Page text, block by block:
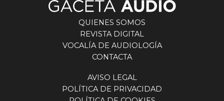
QUIENES SOMOS
REVISTA DIGITAL
VOCALÍA DE AUDIOLOGÍA
CONTACTA
AVISO LEGAL
POLÍTICA DE PRIVACIDAD